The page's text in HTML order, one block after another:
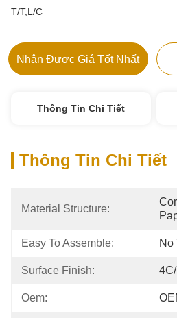
T/T,L/C
Nhận Được Giá Tốt Nhất
Thông Tin Chi Tiết
Thông Tin Chi Tiết
Material Structure:
Easy To Assemble: No
Surface Finish:
Oem: